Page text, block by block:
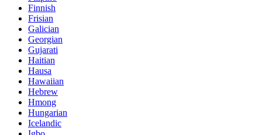
Finnish
Frisian
Galician
Georgian
Gujarati
Haitian
Hausa
Hawaiian
Hebrew
Hmong
Hungarian
Icelandic